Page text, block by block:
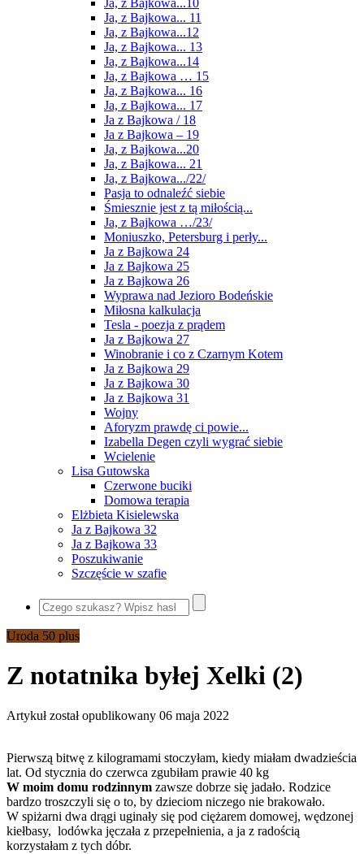
Ja, z Bajkowa...10
Ja, z Bajkowa... 11
Ja, z Bajkowa...12
Ja, z Bajkowa... 13
Ja, z Bajkowa...14
Ja, z Bajkowa … 15
Ja, z Bajkowa... 16
Ja, z Bajkowa... 17
Ja z Bajkowa / 18
Ja z Bajkowa – 19
Ja, z Bajkowa...20
Ja, z Bajkowa... 21
Ja, z Bajkowa.../22/
Pasja to odnaleźć siebie
Śmiesznie jest z tą miłością...
Ja, z Bajkowa …/23/
Moniuszko, Petersburg i perły...
Ja z Bajkowa 24
Ja z Bajkowa 25
Ja z Bajkowa 26
Wyprawa nad Jezioro Bodeńskie
Miłosna kalkulacja
Tesla - poezja z prądem
Ja z Bajkowa 27
Winobranie i co z Czarnym Kotem
Ja z Bajkowa 29
Ja z Bajkowa 30
Ja z Bajkowa 31
Wojny
Aforyzm prawdę ci powie...
Izabella Degen czyli wygrać siebie
Wcielenie
Lisa Gutowska
Czerwone buciki
Domowa terapia
Elżbieta Kisielewska
Ja z Bajkowa 32
Ja z Bajkowa 33
Poszukiwanie
Szczęście w szafie
Uroda 50 plus
Z notatnika byłej Xelki (2)
Artykuł został opublikowany 06 maja 2022
Pierwszą bitwę z kilogramami stoczyłam, kiedy miałam dwadzieścia
lat. Od stycznia do czerwca zgubiłam prawie 40 kg
W moim domu rodzinnym zawsze dobrze się jadało. Rodzice
bardzo troszczyli się o to, by dzieciom niczego nie brakowało.
W spiżarni dwa drągi uginały się pod ciężarem domowej, wędzonej
kiełbasy, lodówka jęczała z przepełnienia, a ja z radością
korzystałam z tych dóbr.